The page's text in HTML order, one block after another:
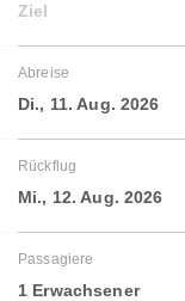
Ziel
Abreise
Di., 11. Aug. 2026
Rückflug
Mi., 12. Aug. 2026
Passagiere
1 Erwachsener